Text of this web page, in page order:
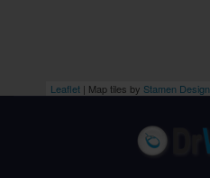
Leaflet | Map tiles by Stamen Design